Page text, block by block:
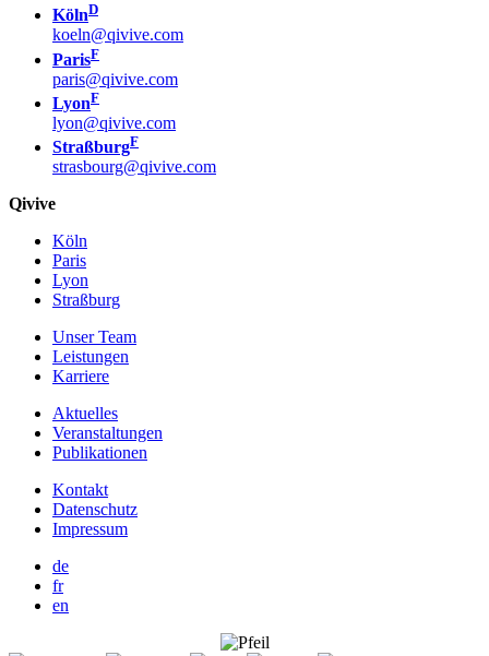
KölnD
koeln@qivive.com
ParisF
paris@qivive.com
LyonF
lyon@qivive.com
StraßburgF
strasbourg@qivive.com
Qivive
Köln
Paris
Lyon
Straßburg
Unser Team
Leistungen
Karriere
Aktuelles
Veranstaltungen
Publikationen
Kontakt
Datenschutz
Impressum
de
fr
en